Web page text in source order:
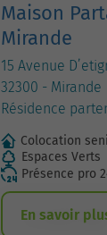
Maison
Mirande
15 Avenue
32300 - Mirande
Résidence
Colocation
Espaces Verts
Présence pro
En savoir